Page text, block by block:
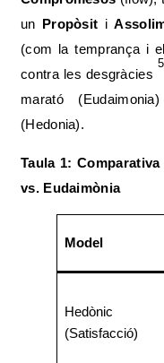
un Propòsit i
(com la temprança i
contra les desgràcies
5
marató
(Hedonia).
Taula 1:
vs. Eudaimònia
Model
Hedònic
(Satisfacció)